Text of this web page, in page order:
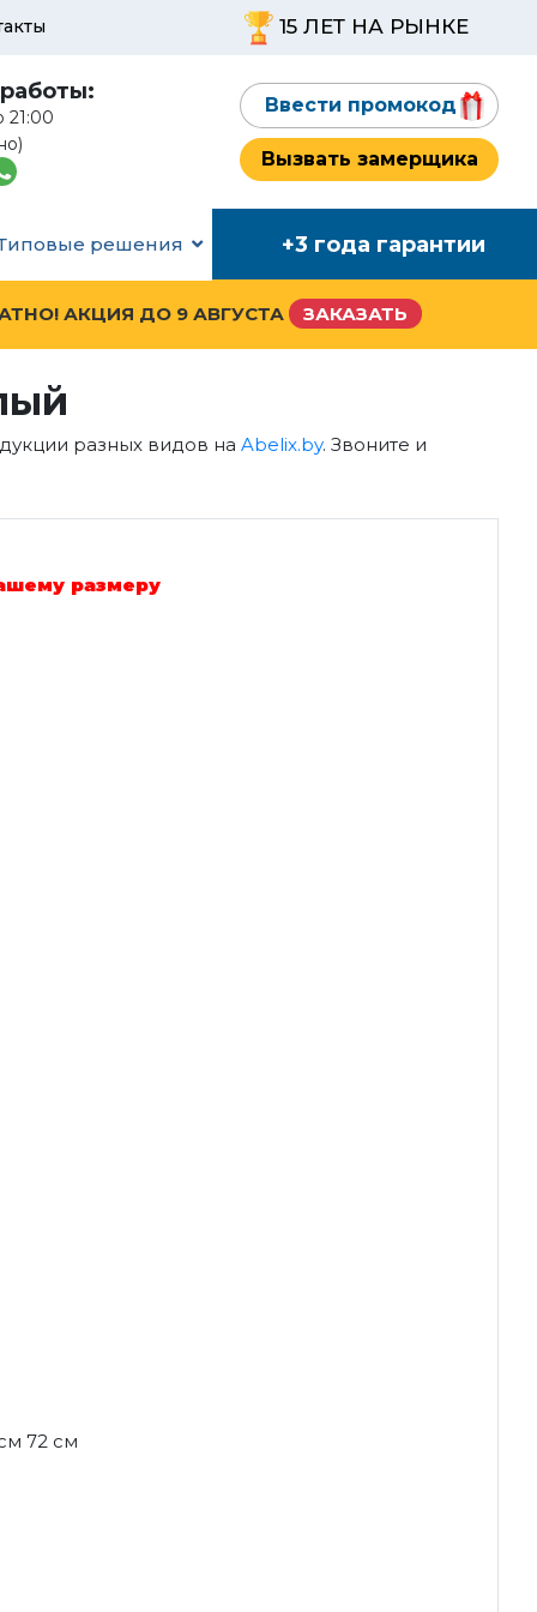
15 ЛЕТ НА РЫНКЕ
21:00
Ввести промокод
Вызвать замерщика
решения +3 года гарантии
АКЦИЯ ДО 9 АВГУСТА ЗАКАЗАТЬ
разных видов на Abelix.by. Звоните и
размеру
72 см